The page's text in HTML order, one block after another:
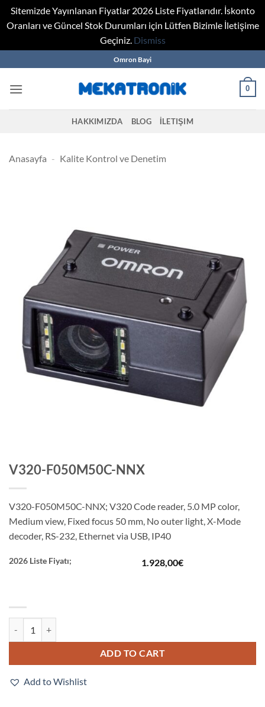
Sitemizde Yayınlanan Fiyatlar 2026 Liste Fiyatlarıdır. İskonto
Oranları ve Güncel Stok Durumları için Lütfen Bizimle İletişime
Geçiniz. Dismiss
to
content
Omron Bayi
0
HAKKIMIZDA BLOG İLETIŞIM
Anasayfa - Kalite Kontrol ve Denetim
V320-F050M50C-NNX
V320-F050M50C-NNX; V320 Code reader, 5.0 MP color,
Medium view, Fixed focus 50 mm, No outer light, X-Mode
decoder, RS-232, Ethernet via USB, IP40
2026 Liste Fiyatı; 1.928,00€
ADD TO CART
Add to Wishlist